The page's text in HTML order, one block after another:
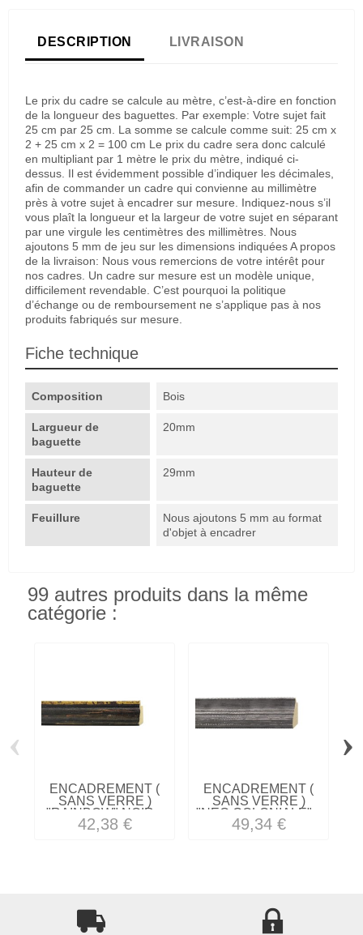
DESCRIPTION LIVRAISON
Le prix du cadre se calcule au mètre, c’est-à-dire en fonction
de la longueur des baguettes. Par exemple: Votre sujet fait
25 cm par 25 cm. La somme se calcule comme suit: 25 cm x
2 + 25 cm x 2 = 100 cm Le prix du cadre sera donc calculé
en multipliant par 1 mètre le prix du mètre, indiqué ci-
dessus. Il est évidemment possible d’indiquer les décimales,
afin de commander un cadre qui convienne au millimètre
près à votre sujet à encadrer sur mesure. Indiquez-nous s’il
vous plaît la longueur et la largeur de votre sujet en séparant
par une virgule les centimètres des millimètres. Nous
ajoutons 5 mm de jeu sur les dimensions indiquées A propos
de la livraison: Nous vous remercions de votre intérêt pour
nos cadres. Un cadre sur mesure est un modèle unique,
difficilement revendable. C’est pourquoi la politique
d’échange ou de remboursement ne s’applique pas à nos
produits fabriqués sur mesure.
Fiche technique
Composition Bois
Largueur de
baguette
20mm
Hauteur de
baguette
29mm
Feuillure
Nous ajoutons 5 mm au format
d'objet à encadrer
99 autres produits dans la même
catégorie :
ENCADREMENT (
SANS VERRE )
"RAINBOW" NOIR...
42,38 €
ENCADREMENT (
SANS VERRE )
"NEO COLONIALE"...
49,34 €
‹ ›